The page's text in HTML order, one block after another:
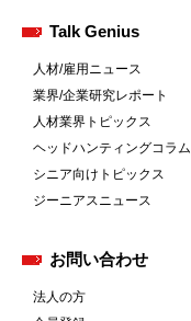
Talk Genius
人材/雇用ニュース
業界/企業研究レポート
人材業界トピックス
ヘッドハンティングコラム
シニア向けトピックス
ジーニアスニュース
お問い合わせ
法人の方